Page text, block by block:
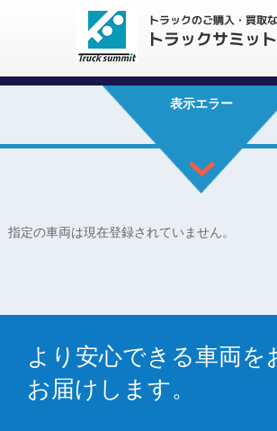
表示エラー
指定の車両は現在登録されていません。
より安心できる車両を
お届けします。